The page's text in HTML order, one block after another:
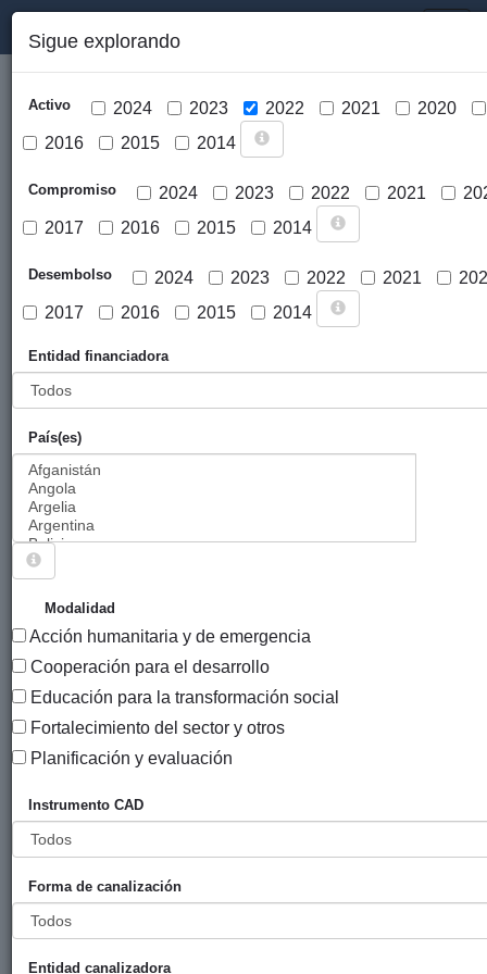
Cargar mapa
Sigue explorando
Activo 2024 2023 2022 2021
2020
2016
2015 2014
Compromiso 2024 2023 2022 2021
2017
2016 2015 2014
Desembolso 2024 2023 2022 2021
2017
2016 2015 2014
Entidad financiadora
País(es)
Modalidad
Acción humanitaria y de emergencia
Cooperación para el desarrollo
Educación para la transformación social
Fortalecimiento del sector y otros
Planificación y evaluación
Instrumento CAD
Forma de canalización
Entidad canalizadora
PROYECTOS VIGENTES EN 2022.
1239 PROYECTOS
Título
Entidad
financiadora
Entidad
Comunicación y
cultura para el
empoderamiento
jóvenes en el
Centro cultural
Sunu Xarit
Aminata, Fase III
de Bilbao